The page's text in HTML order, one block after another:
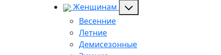
Женщинам
Весенние
Летние
Демисезонные